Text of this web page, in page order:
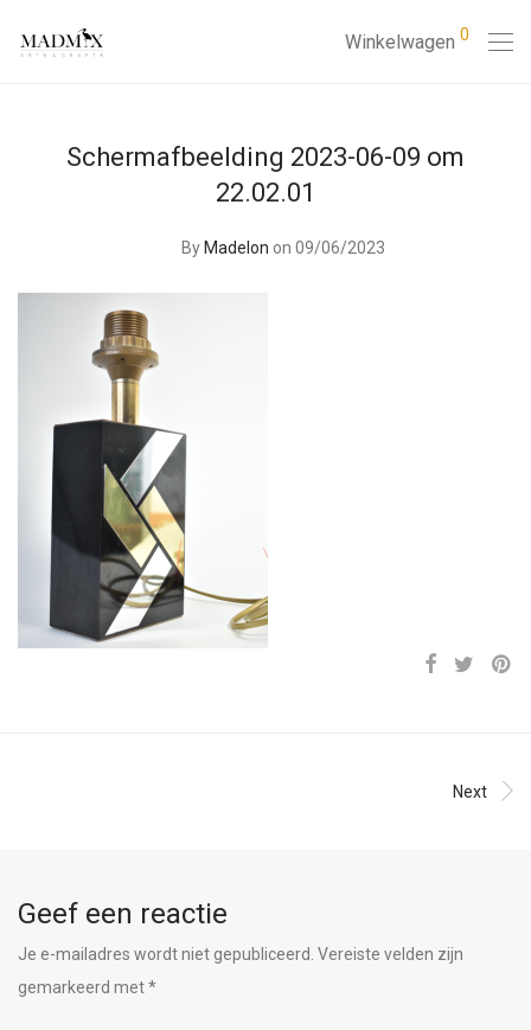
Winkelwagen 0
Schermafbeelding 2023-06-09 om
22.02.01
By Madelon on 09/06/2023
Next
Geef een reactie
Je e-mailadres wordt niet gepubliceerd. Vereiste velden zijn
gemarkeerd met*